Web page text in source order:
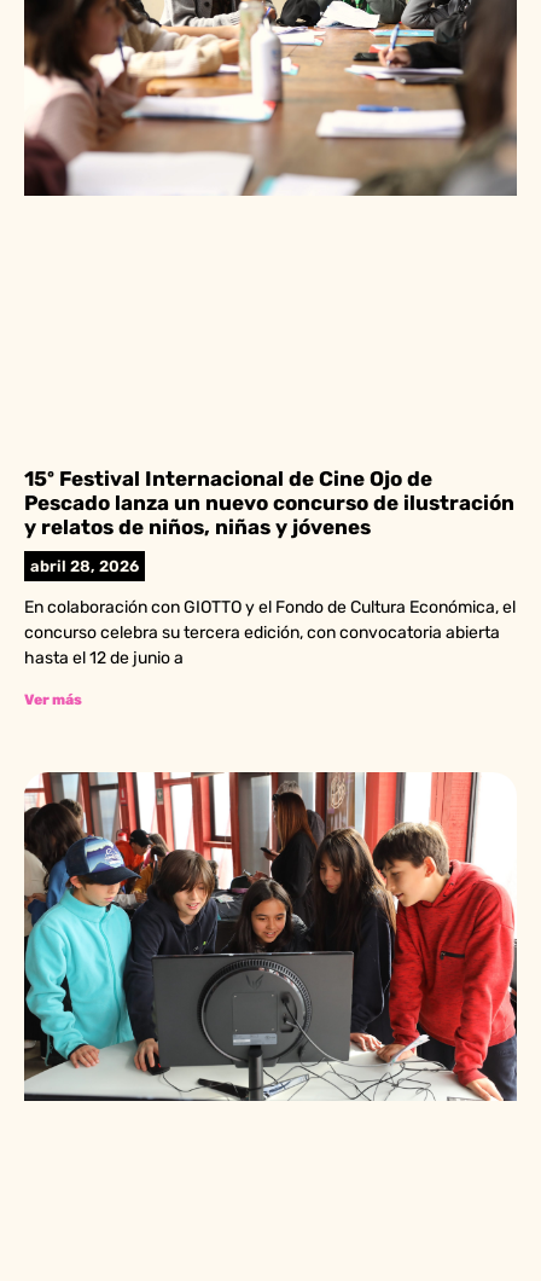
15º Festival Internacional de Cine Ojo de
Pescado lanza un nuevo concurso de ilustración
y relatos de niños, niñas y jóvenes
abril 28, 2026
En colaboración con GIOTTO y el Fondo de Cultura Económica, el
concurso celebra su tercera edición, con convocatoria abierta
hasta el 12 de junio a
Ver más